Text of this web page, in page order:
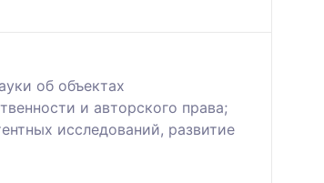
об объектах
и авторского права;
исследований, развитие